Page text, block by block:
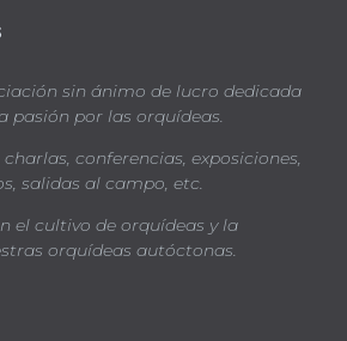
sin ánimo de lucro dedicada
pasión por las orquídeas.
conferencias, exposiciones,
salidas al campo, etc.
el cultivo de orquídeas y la
orquídeas autóctonas.